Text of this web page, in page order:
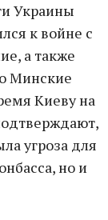
Украины
к войне с
а также
Минские
Киеву на
угроза для
но и